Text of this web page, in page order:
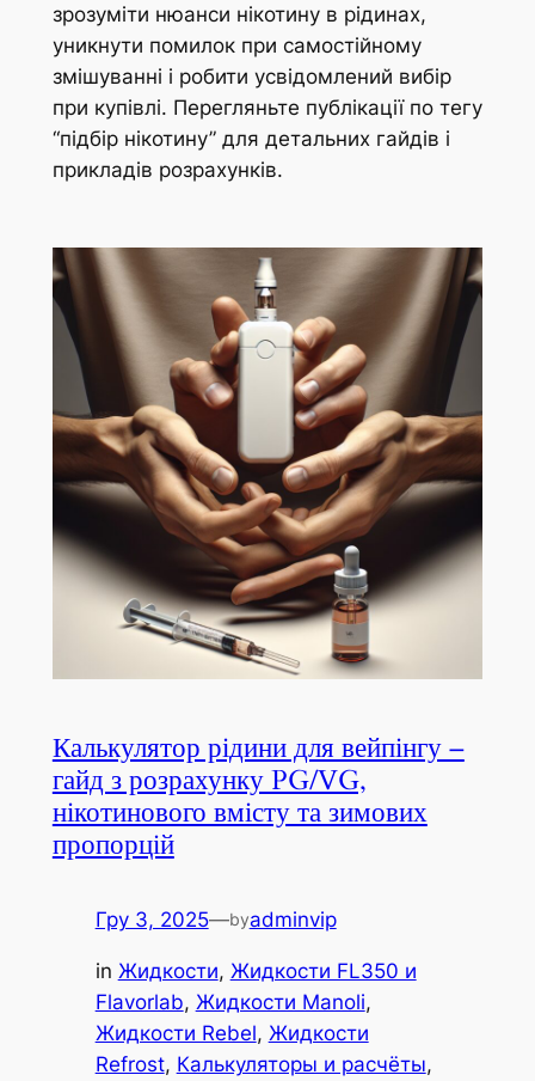
зрозуміти нюанси нікотину в рідинах,
уникнути помилок при самостійному
змішуванні і робити усвідомлений вибір
при купівлі. Перегляньте публікації по тегу
“підбір нікотину” для детальних гайдів і
прикладів розрахунків.
Калькулятор рідини для вейпінгу –
гайд з розрахунку PG/VG,
нікотинового вмісту та зимових
пропорцій
Гру 3, 2025—byadminvip
in Жидкости, Жидкости FL350 и
Flavorlab, Жидкости Manoli
Жидкости Rebel, Жидкости
Refrost, Калькуляторы и расчёты